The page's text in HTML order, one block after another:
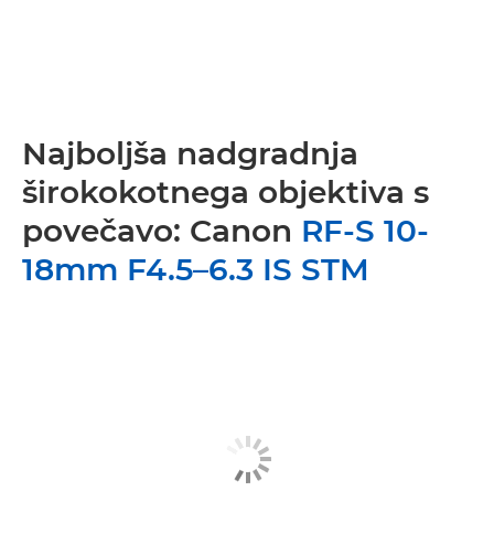
Najboljša nadgradnja
širokokotnega objektiva s
povečavo: Canon RF-S 10-
18mm F4.5–6.3 IS STM